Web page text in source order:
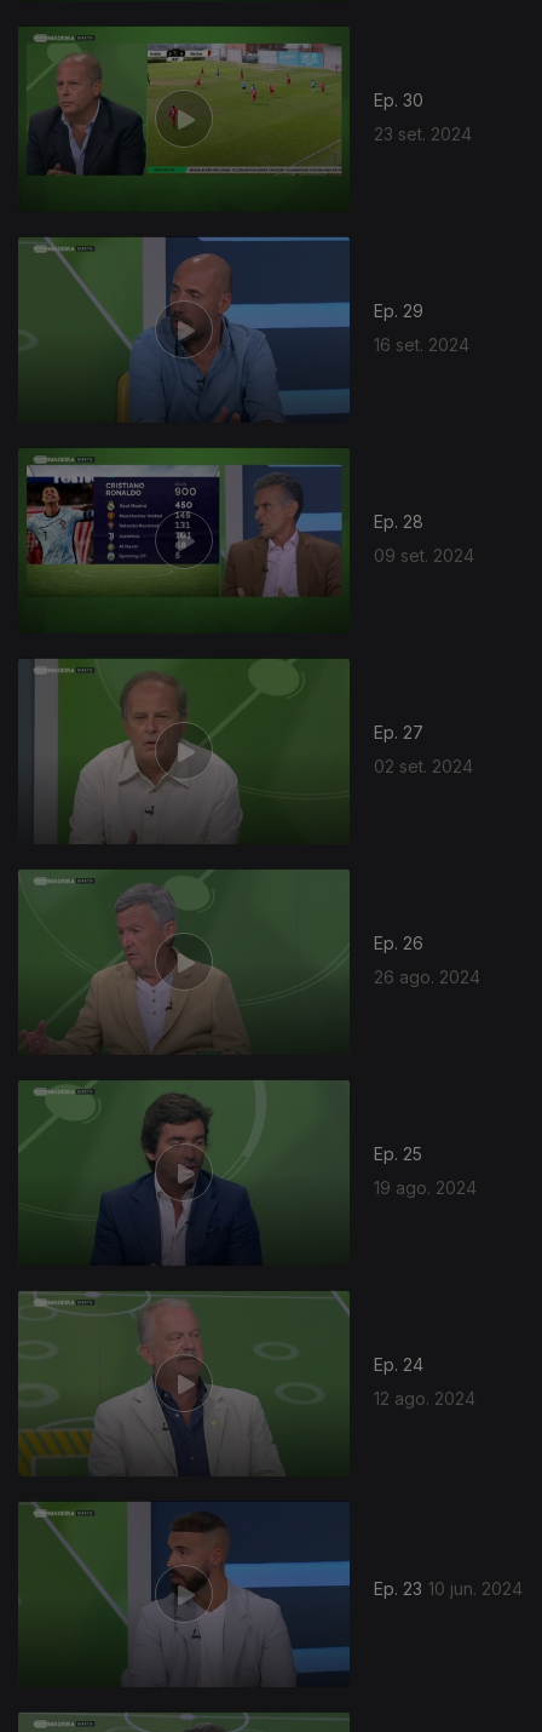
Ep. 30
23 set. 2024
Ep. 29
16 set. 2024
Ep. 28
09 set. 2024
Ep. 27
02 set. 2024
Ep. 26
26 ago. 2024
Ep. 25
19 ago. 2024
Ep. 24
12 ago. 2024
Ep. 23 10 jun. 2024